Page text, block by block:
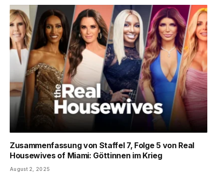
Zusammenfassung von Staffel 7, Folge 5 von Real
Housewives of Miami: Göttinnen im Krieg
August 2, 2025